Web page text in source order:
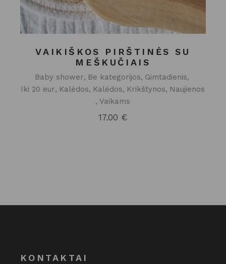
VAIKIŠKOS PIRŠTINĖS SU
MEŠKUČIAIS
Baby shower Be kategorijos Gimtadienis
Iki 20 eur
Kalėdos Kalėdos Krikštynos
Naujienos
Vaikams
17.00 €
KONTAKTAI